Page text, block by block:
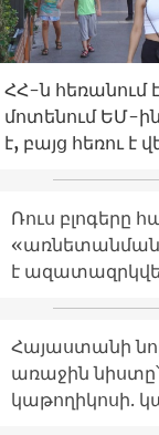
ՀՀ-ն հեռանում
մոտենում ԵՄ-
է, բայց հեռու է
Ռուս բլոգերը
է
Հայաստանի
առաջին
կաթողիկոսի.